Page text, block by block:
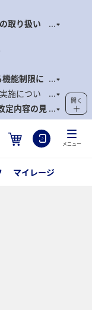
取り扱い
能制限に
施につい
定内容の見
開く
メニュー
マイレージ